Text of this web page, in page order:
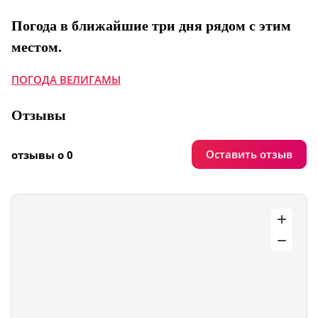
Погода в ближайшие три дня рядом с этим
местом.
ПОГОДА ВЕЛИГАМЫ
Отзывы
отзывы о 0 Оставить отзыв